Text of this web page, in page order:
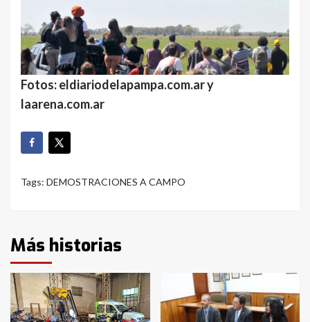
Fotos: eldiariodelapampa.com.ar y
laarena.com.ar
Tags: DEMOSTRACIONES A CAMPO
Más historias